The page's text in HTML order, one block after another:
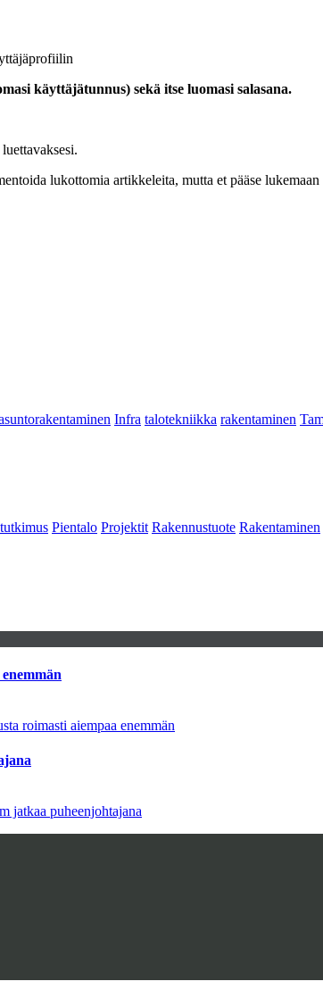
käyttäjätunnus) sekä itse luomasi salasana.
lukottomia artikkeleita, mutta et pääse
Infra talotekniikka rakentaminen
Pientalo Projektit Rakennustuote Rakentaminen
roimasti aiempaa enemmän
jatkaa puheenjohtajana